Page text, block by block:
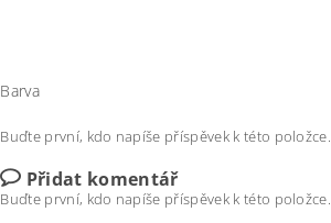
Barva
Buďte první, kdo napíše příspěvek k této položce.
Přidat komentář
Buďte první, kdo napíše příspěvek k této položce.